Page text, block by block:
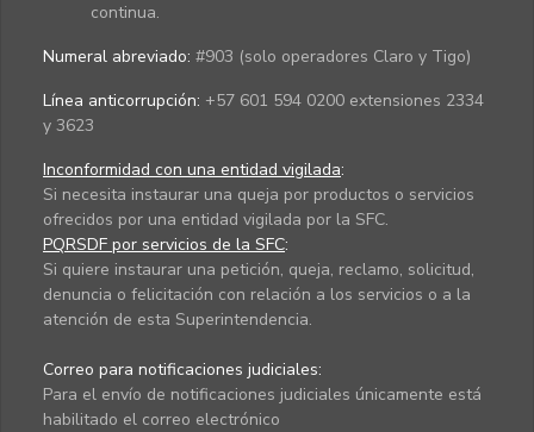
continua.
Numeral abreviado: #903 (solo operadores Claro y Tigo)
Línea anticorrupción: +57 601 594 0200 extensiones 2334
y 3623
Inconformidad con una entidad vigilada:
Si necesita instaurar una queja por productos o servicios
ofrecidos por una entidad vigilada por la SFC.
PQRSDF por servicios de la SFC:
Si quiere instaurar una petición, queja, reclamo, solicitud,
denuncia o felicitación con relación a los servicios o a la
atención de esta Superintendencia.
Correo para notificaciones judiciales:
Para el envío de notificaciones judiciales únicamente está
habilitado el correo electrónico